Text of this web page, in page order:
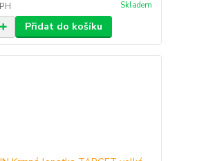
Skladem
Přidat do košíku